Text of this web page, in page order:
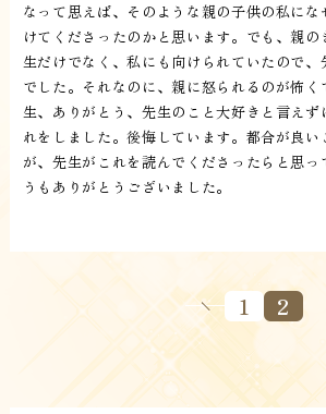
なって思えば、そのような親の子供の私に
けてくださったのかと思います。でも、親
生だけでなく、私にも向けられていたので、
でした。それなのに、親に怒られるのが怖
生、ありがとう、先生のこと大好きと言えず
れをしました。後悔しています。都合が良い
が、先生がこれを読んでくださったらと思っ
うもありがとうございました。
1 2